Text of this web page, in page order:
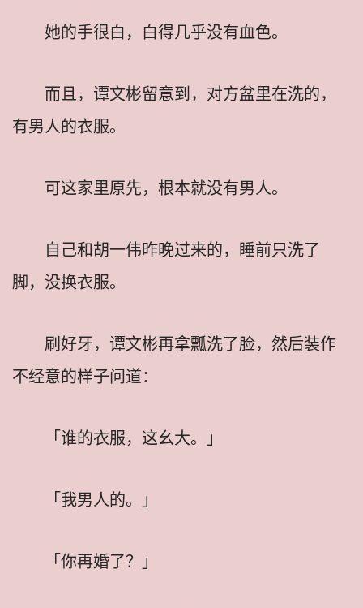
她的手很白，白得几乎没有血色。
而且，谭文彬留意到，对方盆里在洗的，
有男人的衣服。
可这家里原先，根本就没有男人。
自己和胡一伟昨晚过来的，睡前只洗了
脚，没换衣服。
刷好牙，谭文彬再拿瓢洗了脸，然后装作
不经意的样子问道：
「谁的衣服，这幺大。」
「我男人的。」
「你再婚了？」